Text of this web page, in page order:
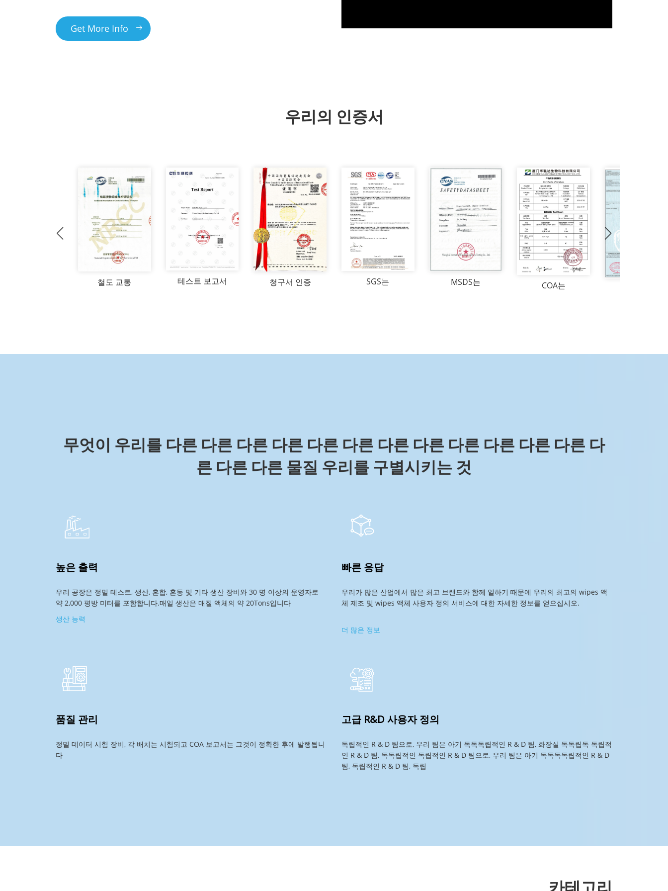
Get More Info
우리의 인증서
철도 교통 테스트 보고서 청구서 인증 SGS는 MSDS는 COA는
무엇이 우리를 다른 다른 다른 다른 다른 다른 다른 다른 다른 다른 다른 다른 다
른 다른 다른 물질 우리를 구별시키는 것
높은 출력
우리 공장은 정밀 테스트, 생산, 혼합, 혼동 및 기타 생산 장비와 30 명 이상의 운영자로
약 2,000 평방 미터를 포함합니다.매일 생산은 매질 액체의 약 20Tons입니다
생산 능력
빠른 응답
우리가 많은 산업에서 많은 최고 브랜드와 함께 일하기 때문에 우리의 최고의 wipes 액
체 제조 및 wipes 액체 사용자 정의 서비스에 대한 자세한 정보를 얻으십시오.
더 많은 정보
품질 관리
정밀 데이터 시험 장비, 각 배치는 시험되고 COA 보고서는 그것이 정확한 후에 발행됩니
다
고급 R&D 사용자 정의
독립적인 R & D 팀으로, 우리 팀은 아기 독독독립적인 R & D 팀, 화장실 독독립독 독립적
인 R & D 팀, 독독립적인 독립적인 R & D 팀으로, 우리 팀은 아기 독독독독립적인 R & D
팀, 독립적인 R & D 팀, 독립